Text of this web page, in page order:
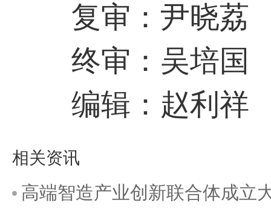
复审：尹晓荔
终审：吴培国
编辑：赵利祥
相关资讯
高端智造产业创新联合体成立